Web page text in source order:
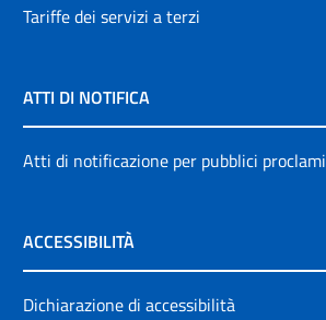
Tariffe dei servizi a terzi
ATTI DI NOTIFICA
Atti di notificazione per pubblici proclami
ACCESSIBILITÀ
Dichiarazione di accessibilità